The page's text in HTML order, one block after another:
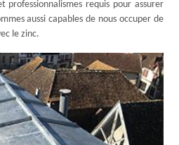
requis pour assurer
aussi capables de nous occuper de
le zinc.